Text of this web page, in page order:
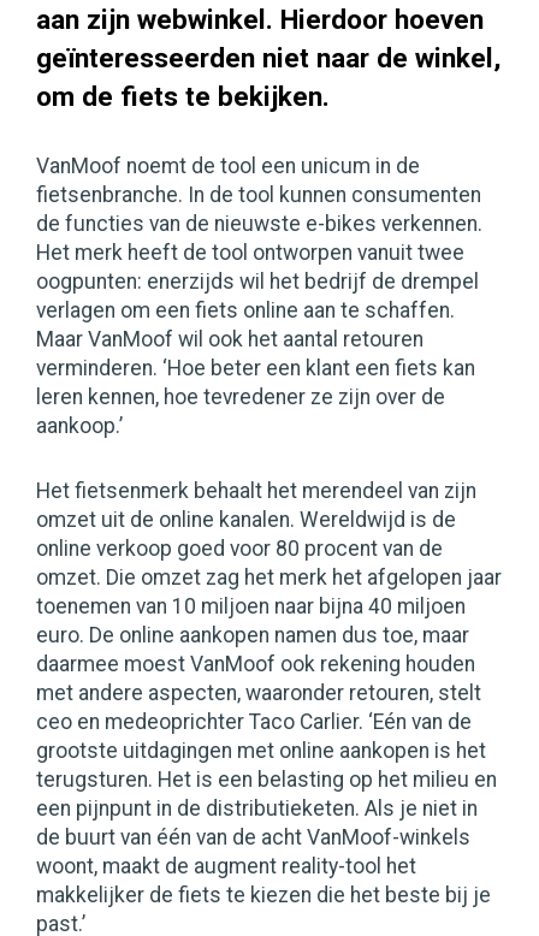
aan zijn webwinkel. Hierdoor hoeven
geïnteresseerden niet naar de winkel,
om de fiets te bekijken.
VanMoof noemt de tool een unicum in de
fietsenbranche. In de tool kunnen consumenten
de functies van de nieuwste e-bikes verkennen.
Het merk heeft de tool ontworpen vanuit twee
oogpunten: enerzijds wil het bedrijf de drempel
verlagen om een fiets online aan te schaffen.
Maar VanMoof wil ook het aantal retouren
verminderen. ‘Hoe beter een klant een fiets kan
leren kennen, hoe tevredener ze zijn over de
aankoop.’
Het fietsenmerk behaalt het merendeel van zijn
omzet uit de online kanalen. Wereldwijd is de
online verkoop goed voor 80 procent van de
omzet. Die omzet zag het merk het afgelopen jaar
toenemen van 10 miljoen naar bijna 40 miljoen
euro. De online aankopen namen dus toe, maar
daarmee moest VanMoof ook rekening houden
met andere aspecten, waaronder retouren, stelt
ceo en medeoprichter Taco Carlier. ‘Eén van de
grootste uitdagingen met online aankopen is het
terugsturen. Het is een belasting op het milieu en
een pijnpunt in de distributieketen. Als je niet in
de buurt van één van de acht VanMoof-winkels
woont, maakt de augment reality-tool het
makkelijker de fiets te kiezen die het beste bij je
past.’